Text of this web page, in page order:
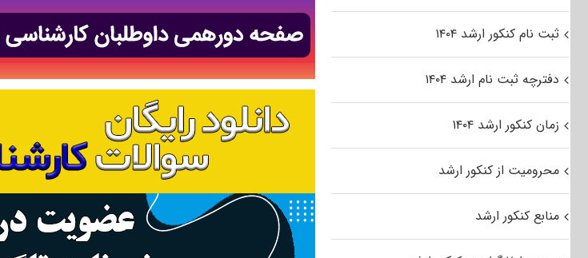
ثبت نام کنکور ارشد ۱۴۰۴
دفترچه ثبت نام ارشد ۱۴۰۴
زمان کنکور ارشد ۱۴۰۴
محرومیت از کنکور ارشد
منابع کنکور ارشد